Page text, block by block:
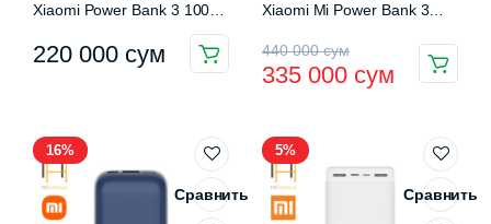
Xiaomi Power Bank 3 10000
mAh 22.5W (PB100DZM)
220 000 сум
Xiaomi Mi Power Bank 3
(PLM18ZM)
440 000сум
Первоначальная
цена
440
000 сум.
335 000 сум
Текущая
цена:
000 сум.
16%
Сравнить
5%
Сравнить